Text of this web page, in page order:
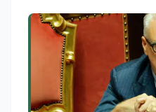
dei
mantenere
accessibile e
le sue
la lettura e la
interesse
cimentarsi